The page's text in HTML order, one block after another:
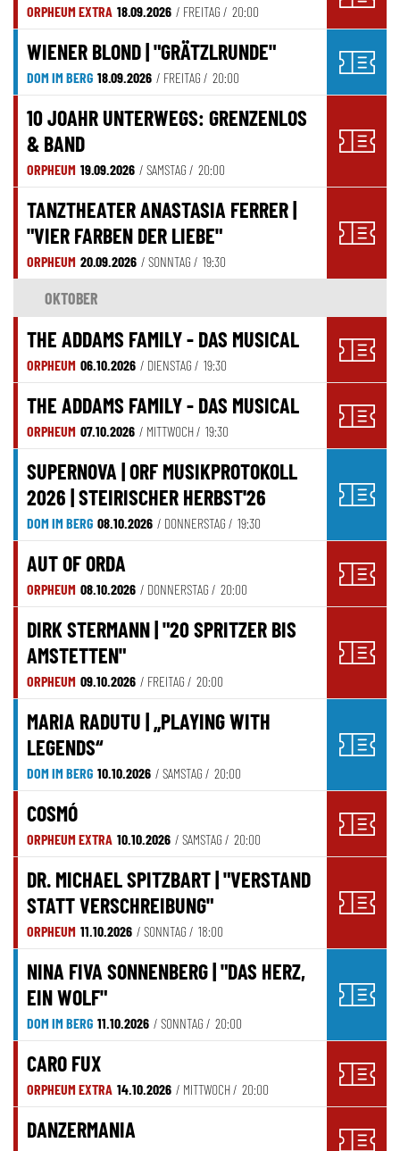
ORPHEUM EXTRA 18.09.2026 / FREITAG / 20:00
WIENER BLOND | "GRÄTZLRUNDE"
DOM IM BERG 18.09.2026 / FREITAG / 20:00
10 JOAHR UNTERWEGS: GRENZENLOS
& BAND
ORPHEUM 19.09.2026 / SAMSTAG / 20:00
TANZTHEATER ANASTASIA FERRER |
"VIER FARBEN DER LIEBE"
ORPHEUM 20.09.2026 / SONNTAG / 19:30
OKTOBER
THE ADDAMS FAMILY - DAS MUSICAL
ORPHEUM 06.10.2026 / DIENSTAG / 19:30
THE ADDAMS FAMILY - DAS MUSICAL
ORPHEUM 07.10.2026 / MITTWOCH / 19:30
SUPERNOVA | ORF MUSIKPROTOKOLL
2026 | STEIRISCHER HERBST'26
DOM IM BERG 08.10.2026 / DONNERSTAG / 19:30
AUT OF ORDA
ORPHEUM 08.10.2026 / DONNERSTAG / 20:00
DIRK STERMANN | "20 SPRITZER BIS
AMSTETTEN"
ORPHEUM 09.10.2026 / FREITAG / 20:00
MARIA RADUTU | „PLAYING WITH
LEGENDS“
DOM IM BERG 10.10.2026 / SAMSTAG / 20:00
COSMÓ
ORPHEUM EXTRA 10.10.2026 / SAMSTAG / 20:00
DR. MICHAEL SPITZBART | "VERSTAND
STATT VERSCHREIBUNG"
ORPHEUM 11.10.2026 / SONNTAG / 18:00
NINA FIVA SONNENBERG | "DAS HERZ,
EIN WOLF"
DOM IM BERG 11.10.2026 / SONNTAG / 20:00
CARO FUX
ORPHEUM EXTRA 14.10.2026 / MITTWOCH / 20:00
DANZERMANIA